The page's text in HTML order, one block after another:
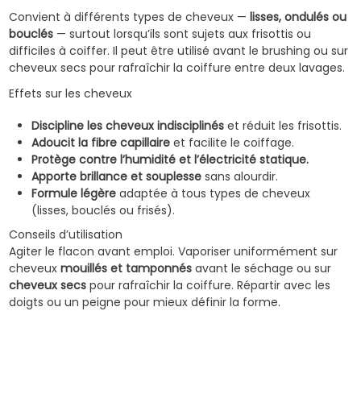
Convient à différents types de cheveux — lisses, ondulés ou
bouclés— surtout lorsqu’ils sont sujets aux frisottis ou
difficiles à coiffer. Il peut être utilisé avant le brushing ou sur
cheveux secs pour rafraîchir la coiffure entre deux lavages.
Effets sur les cheveux
Discipline les cheveux indisciplinéset réduit les frisottis.
Adoucit la fibre capillaireet facilite le coiffage.
Protège contre l’humidité et l’électricité statique.
Apporte brillance et souplessesans alourdir.
Formule légèreadaptée à tous types de cheveux
(lisses, bouclés ou frisés).
Conseils d’utilisation
Agiter le flacon avant emploi. Vaporiser uniformément sur
cheveux mouillés et tamponnésavant le séchage ou sur
cheveux secspour rafraîchir la coiffure. Répartir avec les
doigts ou un peigne pour mieux définir la forme.